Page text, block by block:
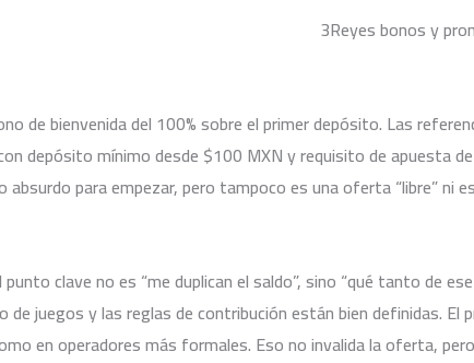
de bienvenida del 100% sobre el primer depósito. Las
depósito mínimo desde $100 MXN y requisito de apuesta
absurdo para empezar, pero tampoco es una oferta “libre”
clave no es “me duplican el saldo”, sino “qué tanto de
de juegos y las reglas de contribución están bien definidas.
en operadores más formales. Eso no invalida la oferta,